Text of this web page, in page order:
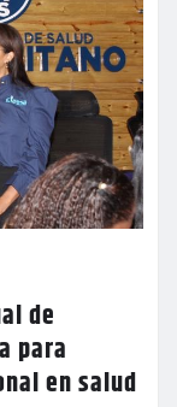
de
para
en salud